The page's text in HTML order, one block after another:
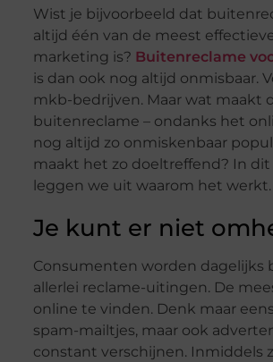
Wist je bijvoorbeeld dat
altijd één van de meest
marketing is? Buitenreclame
is dan ook nog altijd onmisbaar.
mkb-bedrijven. Maar wat maakt
buitenreclame – ondanks het
nog altijd zo onmiskenbaar
maakt het zo doeltreffend? In dit
leggen we uit waarom het werkt.
Je kunt er niet
Consumenten worden dagelijks
allerlei reclame-uitingen. De
online te vinden. Denk maar
spam-mailtjes, maar ook
constant verschijnen. Inmiddels